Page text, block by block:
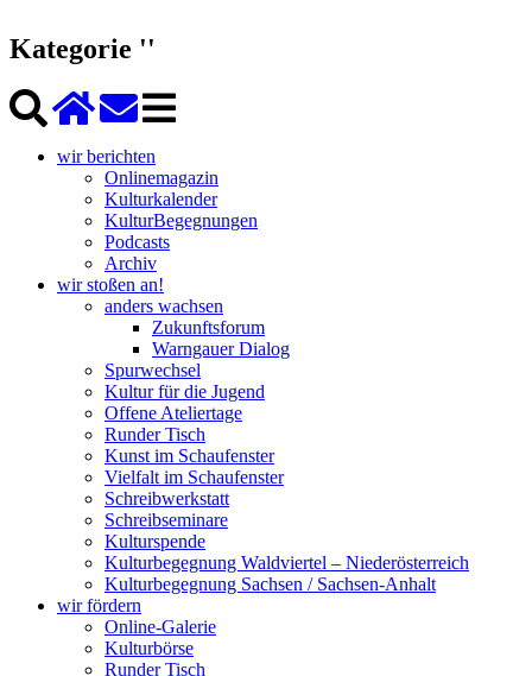
Kategorie ''
wir berichten
Onlinemagazin
Kulturkalender
KulturBegegnungen
Podcasts
Archiv
wir stoßen an!
anders wachsen
Zukunftsforum
Warngauer Dialog
Spurwechsel
Kultur für die Jugend
Offene Ateliertage
Runder Tisch
Kunst im Schaufenster
Vielfalt im Schaufenster
Schreibwerkstatt
Schreibseminare
Kulturspende
Kulturbegegnung Waldviertel – Niederösterreich
Kulturbegegnung Sachsen / Sachsen-Anhalt
wir fördern
Online-Galerie
Kulturbörse
Runder Tisch